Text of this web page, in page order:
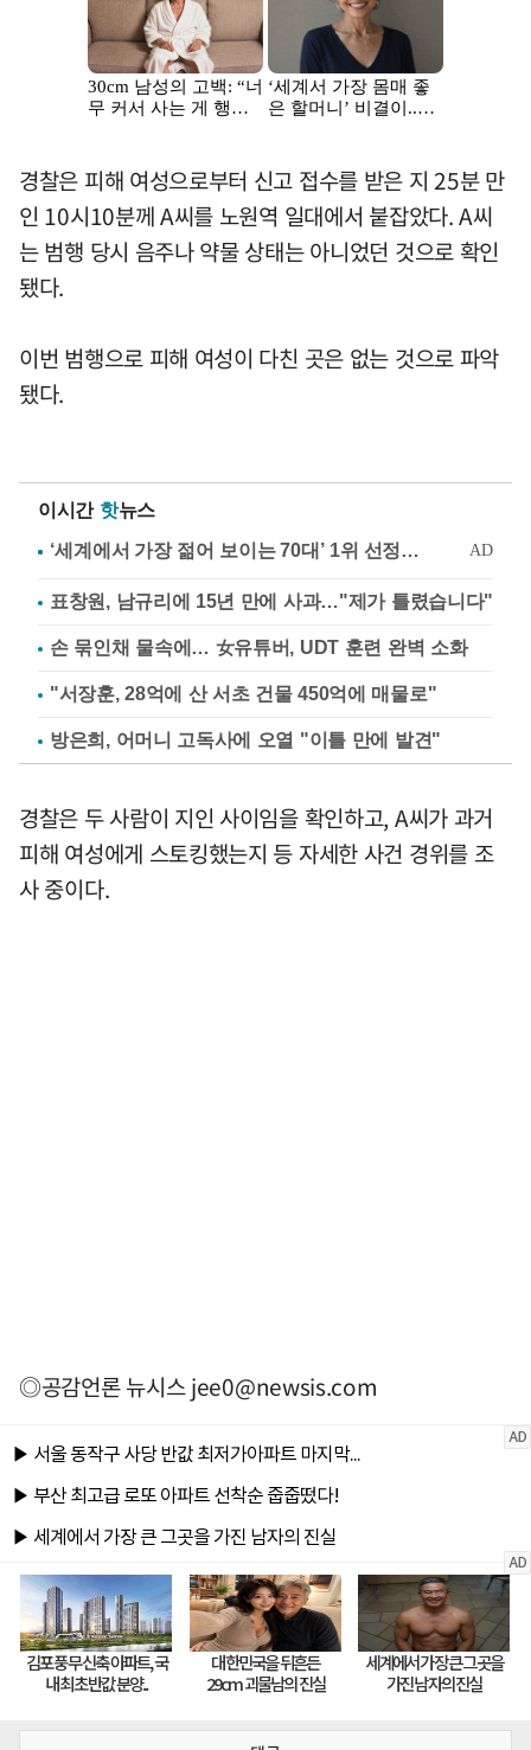
경찰은 피해 여성으로부터 신고 접수를 받은 지 25분 만
인 10시10분께 A씨를 노원역 일대에서 붙잡았다. A씨
는 범행 당시 음주나 약물 상태는 아니었던 것으로 확인
됐다.
이번 범행으로 피해 여성이 다친 곳은 없는 것으로 파악
됐다.
이시간 핫뉴스
표창원, 남규리에 15년 만에 사과…"제가 틀렸습니다"
손 묶인채 물속에… 女유튜버, UDT 훈련 완벽 소화
"서장훈, 28억에 산 서초 건물 450억에 매물로"
방은희, 어머니 고독사에 오열 "이틀 만에 발견"
경찰은 두 사람이 지인 사이임을 확인하고, A씨가 과거
피해 여성에게 스토킹했는지 등 자세한 사건 경위를 조
사 중이다.
◎공감언론 뉴시스jee0@newsis.com